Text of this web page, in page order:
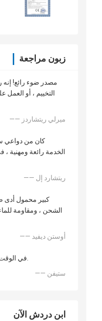
زبون مراجعة
مصدر ضوء رائع! إنه
التخييم ، أو العمل
—— ميرلي ريتشاردز
كان من دواعي
الخدمة رائعة ومهنية
—— ريتشارد إل
كبير محمول أدى
الشحن ، ومقاومة
—— أوستن ديفيد
في الوقت المناسب ، سريعة وفعالة.
—— ستيفن
ابن دردش الآن